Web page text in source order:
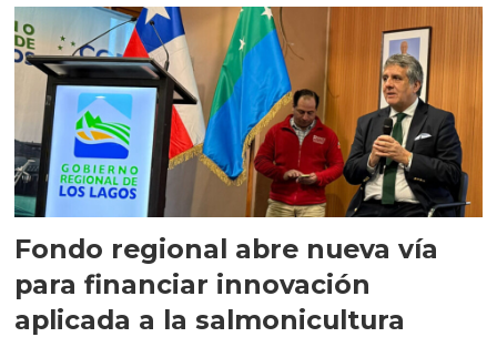
Fondo regional abre nueva vía
para financiar innovación
aplicada a la salmonicultura